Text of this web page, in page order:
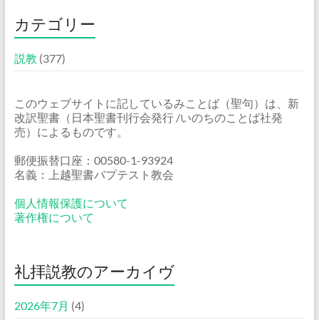
カテゴリー
説教 (377)
このウェブサイトに記しているみことば（聖句）は、新
改訳聖書（日本聖書刊行会発行 /いのちのことば社発
売）によるものです。
郵便振替口座：00580-1-93924
名義：上越聖書バプテスト教会
個人情報保護について
著作権について
礼拝説教のアーカイヴ
2026年7月 (4)